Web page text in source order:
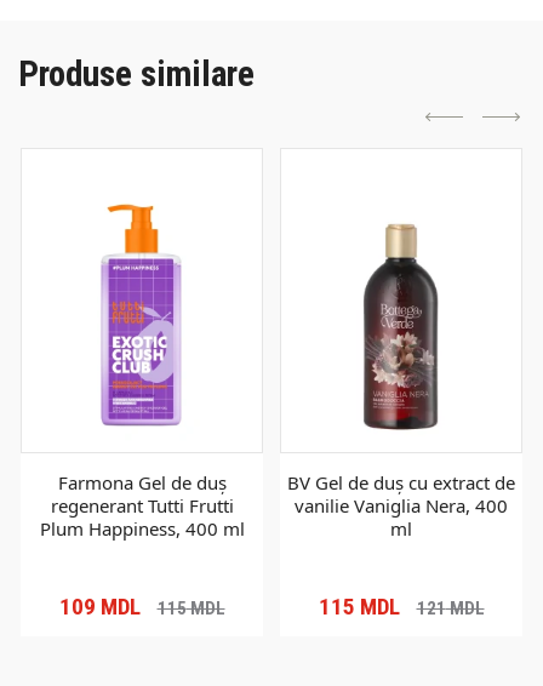
Produse similare
Farmona Gel de duș
regenerant Tutti Frutti
Plum Happiness, 400 ml
109 MDL 115MDL
BV Gel de duș cu extract de
vanilie Vaniglia Nera, 400
ml
115 MDL 121MDL